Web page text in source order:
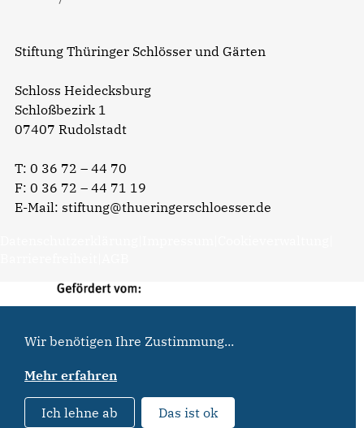
Stiftung Thüringer Schlösser und Gärten
Schloss Heidecksburg
Schloßbezirk 1
07407 Rudolstadt
T: 0 36 72 – 44 70
F: 0 36 72 – 44 71 19
E-Mail: stiftung@thueringerschloesser.de
Wir benötigen Ihre Zustimmung...
Mehr erfahren
Ich lehne ab Das ist ok